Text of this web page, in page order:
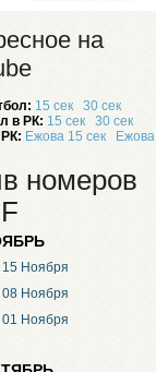
на
15 сек
30 сек
в РК: 15 сек
30 сек
Ежова 15 сек
Ежова
номеров
15 Ноября
08 Ноября
01 Ноября